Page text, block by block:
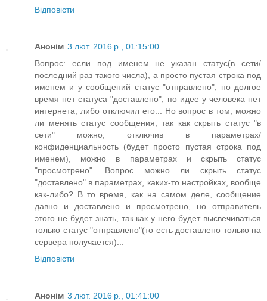
Відповісти
Анонім 3 лют. 2016 р., 01:15:00
Вопрос: если под именем не указан статус(в сети/
последний раз такого числа), а просто пустая строка под
именем и у сообщений статус "отправлено", но долгое
время нет статуса "доставлено", по идее у человека нет
интернета, либо отключил его... Но вопрос в том, можно
ли менять статус сообщения, так как скрыть статус "в
сети" можно, отключив в параметрах/
конфиденциальность (будет просто пустая строка под
именем), можно в параметрах и скрыть статус
"просмотрено". Вопрос можно ли скрыть статус
"доставлено" в параметрах, каких-то настройках, вообще
как-либо? В то время, как на самом деле, сообщение
давно и доставлено и просмотрено, но отправитель
этого не будет знать, так как у него будет высвечиваться
только статус "отправлено"(то есть доставлено только на
сервера получается)...
Відповісти
Анонім 3 лют. 2016 р., 01:41:00